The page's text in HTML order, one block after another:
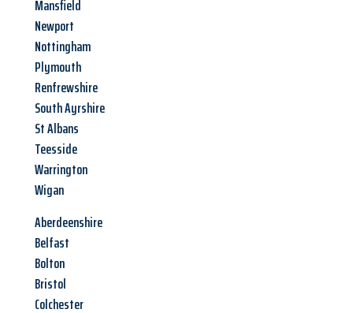
Mansfield
Newport
Nottingham
Plymouth
Renfrewshire
South Ayrshire
St Albans
Teesside
Warrington
Wigan
Aberdeenshire
Belfast
Bolton
Bristol
Colchester